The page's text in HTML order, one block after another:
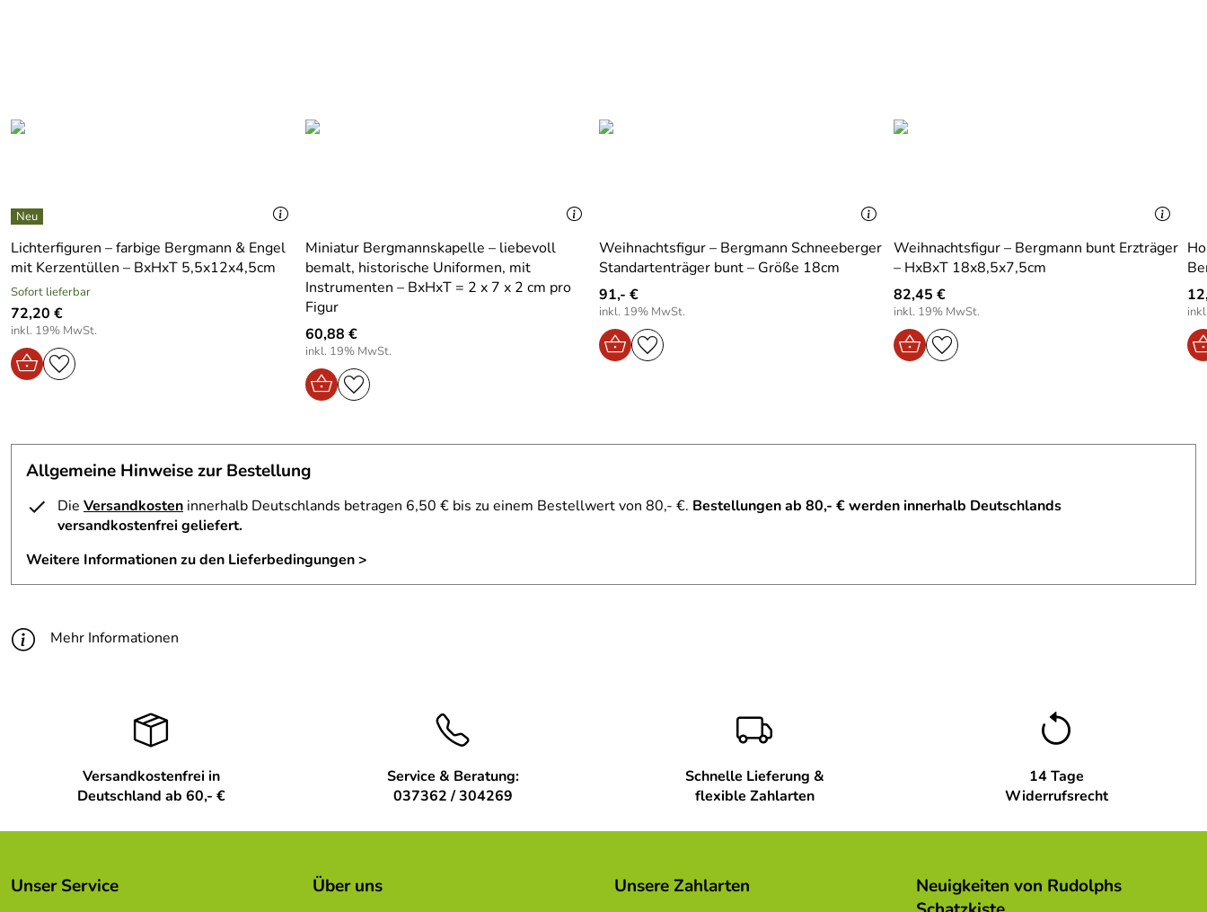
Material:
Lichterfiguren – farbige Bergmann & Engel
mit Kerzentüllen – BxHxT 5,5x12x4,5cm
Sofort lieferbar
72,20 €
inkl. 19% MwSt.
Miniatur Bergmannskapelle – liebevoll
bemalt, historische Uniformen, mit
Instrumenten – BxHxT = 2 x 7 x 2 cm pro
Figur
60,88 €
inkl. 19% MwSt.
Weihnachtsfigur – Bergmann Schneeberger
Standartenträger bunt – Größe 18cm
91,- €
inkl. 19% MwSt.
Weihnachtsfigur – Bergmann bunt Erzträger
– HxBxT 18x8,5x7,5cm
82,45 €
inkl. 19% MwSt.
Allgemeine Hinweise zur Bestellung
Die Versandkosten innerhalb Deutschlands betragen 6,50 € bis zu einem Bestellwert von 80,- €. Bestellungen ab 80,- € werden innerhalb Deutschlands
versandkostenfrei geliefert.
Weitere Informationen zu den Lieferbedingungen >
Mehr Informationen
Versandkostenfrei in
Deutschland ab 60,- €
Service & Beratung:
037362 / 304269
Schnelle Lieferung &
flexible Zahlarten
14 Tage
Widerrufsrecht
Unser Service Über uns Unsere Zahlarten
Neuigkeiten von Rudolphs